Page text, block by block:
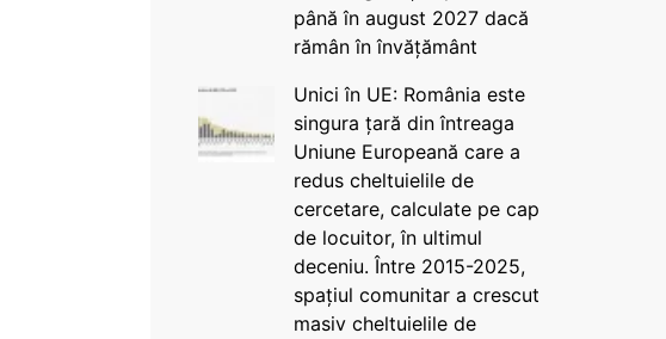
până în august 2027 dacă
rămân în învățământ
Unici în UE: România este
singura țară din întreaga
Uniune Europeană care a
redus cheltuielile de
cercetare, calculate pe cap
de locuitor, în ultimul
deceniu. Între 2015-2025,
spațiul comunitar a crescut
masiv cheltuielile de